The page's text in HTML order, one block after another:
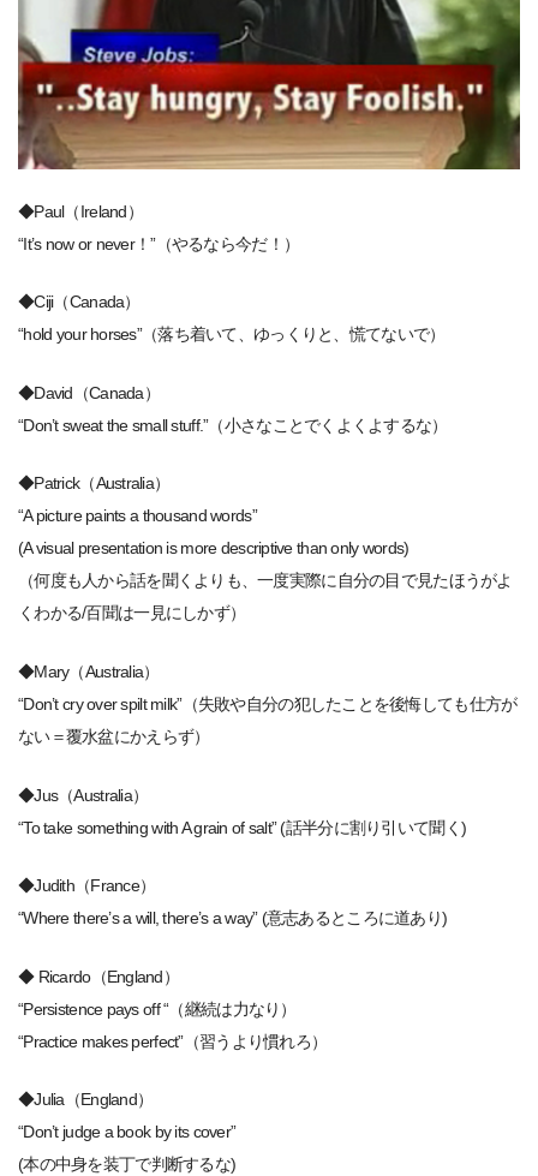
◆Paul（Ireland）
“It’s now or never！”（やるなら今だ！）
◆Ciji（Canada）
“hold your horses”（落ち着いて、ゆっくりと、慌てないで）
◆David（Canada）
“Don’t sweat the small stuff.”（小さなことでくよくよするな）
◆Patrick（Australia）
“A picture paints a thousand words”
(A visual presentation is more descriptive than only words)
（何度も人から話を聞くよりも、一度実際に自分の目で見たほうがよ
くわかる/百聞は一見にしかず）
◆Mary（Australia）
“Don’t cry over spilt milk”（失敗や自分の犯したことを後悔しても仕方が
ない＝覆水盆にかえらず）
◆Jus（Australia）
“To take something with A grain of salt” (話半分に割り引いて聞く)
◆Judith（France）
“Where there’s a will, there’s a way” (意志あるところに道あり)
◆ Ricardo（England）
“Persistence pays off “（継続は力なり）
“Practice makes perfect”（習うより慣れろ）
◆Julia（England）
“Don’t judge a book by its cover”
(本の中身を装丁で判断するな)